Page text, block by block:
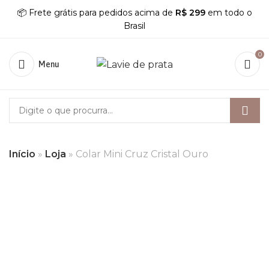
📦 Frete grátis para pedidos acima de R$ 299 em todo o
Brasil
Menu
0
Início » Loja » Colar Mini Cruz Cristal Ouro